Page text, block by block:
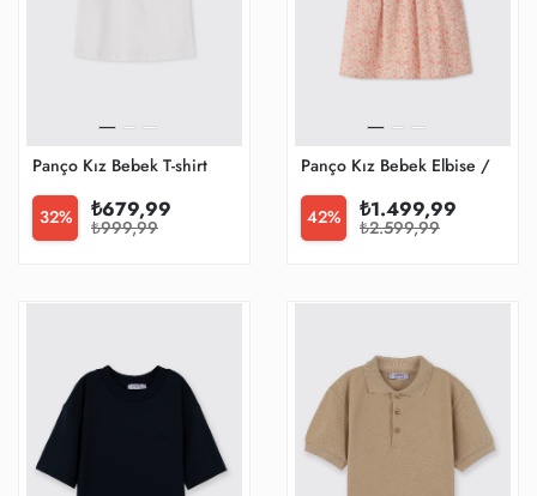
Panço Kız Bebek T-shirt
32% ₺679,99
₺999,99
Panço Kız Bebek Elbise / Tulum
42% ₺1.499,99
₺2.599,99